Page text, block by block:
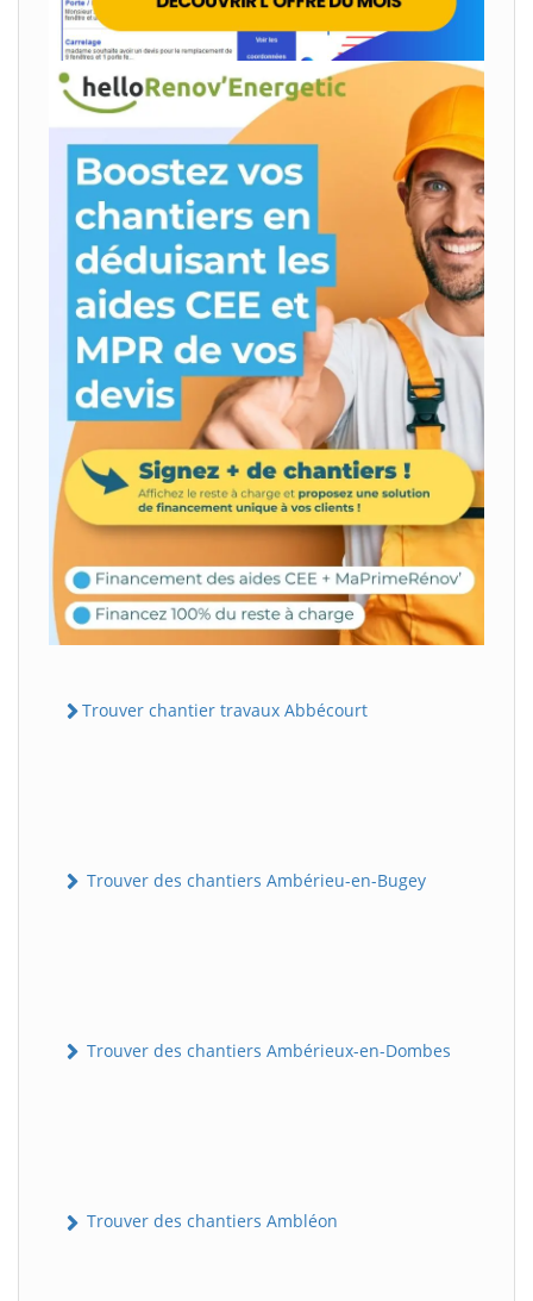
Trouver chantier travaux Abbécourt
Trouver des chantiers Ambérieu-en-Bugey
Trouver des chantiers Ambérieux-en-Dombes
Trouver des chantiers Ambléon